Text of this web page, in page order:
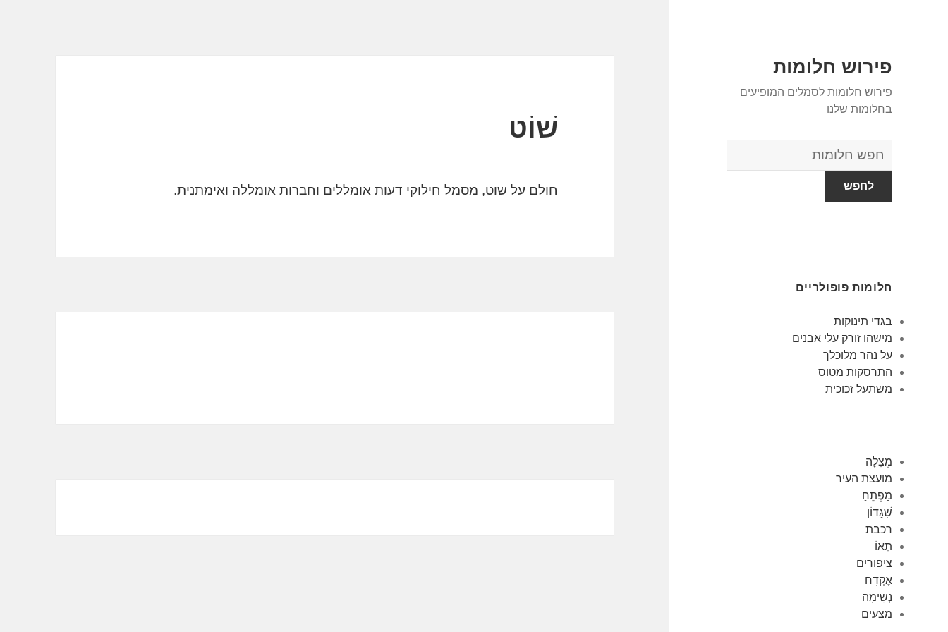
פירוש חלומות
פירוש חלומות לסמלים המופיעים
בחלומות שלנו
מילון
החלומות
חלומות פופולריים
בגדי תינוקות
מישהו זורק עלי אבנים
על נהר מלוכלך
התרסקות מטוס
משתעל זכוכית
מְצִלָה
מועצת העיר
מַפְתֵחַ
שִׁגָדוֹן
רכבת
תְאוֹ
ציפורים
אֶקְדָח
נְשִׁימָה
מצעים
שׁוֹט
חולם על שוט, מסמל חילוקי דעות אומללים וחברות אומללה ואימתנית.